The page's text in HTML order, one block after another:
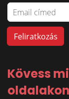
Kövess